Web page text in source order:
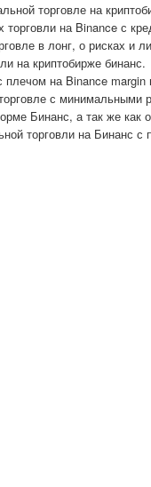
торговле на
торговли на Binance с
в лонг, о рисках и
на криптобирже бинанс.
на Binance margin
с минимальными
Бинанс, а так же как
торговли на Бинанс